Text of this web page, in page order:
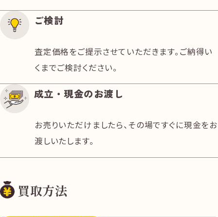
ご検討
査定価格をご提示させていただきます。ご納得い
くまでご検討ください。
成立・現金のお渡し
お売りいただけましたら、その場ですぐに現金をお
渡しいたします。
買取方法